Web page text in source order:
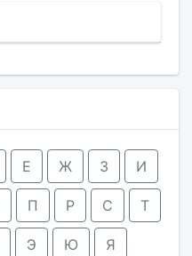
Е Ж З И
П Р С Т
Э Ю Я